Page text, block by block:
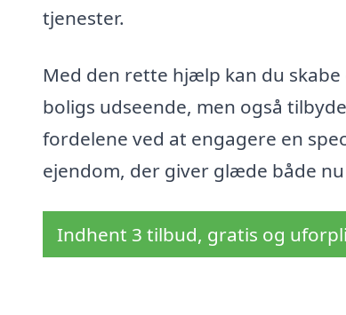
tjenester.
Med den rette hjælp kan du
boligs udseende, men også
fordelene ved at engagere en
ejendom, der giver glæde både
Indhent 3 tilbud, gratis og